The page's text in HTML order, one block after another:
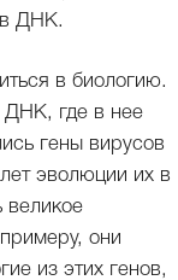
в ДНК.
в биологию.
ДНК, где в нее
гены вирусов
эволюции их в
великое
они
из этих генов,